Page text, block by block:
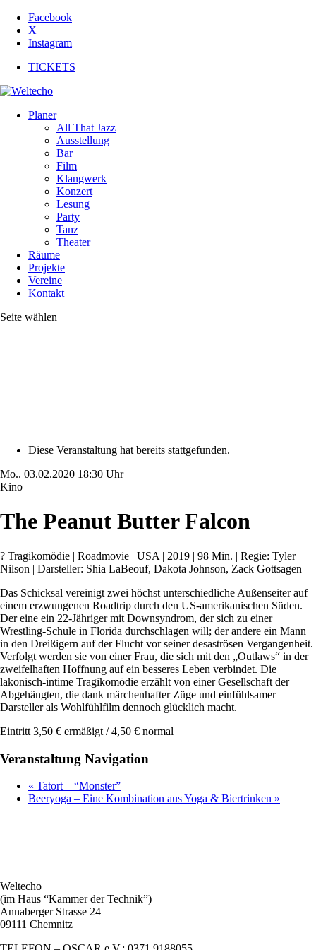
Facebook
X
Instagram
TICKETS
Planer
All That Jazz
Ausstellung
Bar
Film
Klangwerk
Konzert
Lesung
Party
Tanz
Theater
Räume
Projekte
Vereine
Kontakt
Seite wählen
Diese Veranstaltung hat bereits stattgefunden.
Mo.. 03.02.2020 18:30 Uhr
Kino
The Peanut Butter Falcon
? Tragikomödie | Roadmovie | USA | 2019 | 98 Min. | Regie: Tyler
Nilson | Darsteller: Shia LaBeouf, Dakota Johnson, Zack Gottsagen
Das Schicksal vereinigt zwei höchst unterschiedliche Außenseiter auf
einem erzwungenen Roadtrip durch den US-amerikanischen Süden.
Der eine ein 22-Jähriger mit Downsyndrom, der sich zu einer
Wrestling-Schule in Florida durchschlagen will; der andere ein Mann
in den Dreißigern auf der Flucht vor seiner desaströsen Vergangenheit.
Verfolgt werden sie von einer Frau, die sich mit den „Outlaws“ in der
zweifelhaften Hoffnung auf ein besseres Leben verbindet. Die
lakonisch-intime Tragikomödie erzählt von einer Gesellschaft der
Abgehängten, die dank märchenhafter Züge und einfühlsamer
Darsteller als Wohlfühlfilm dennoch glücklich macht.
Eintritt 3,50 € ermäßigt / 4,50 € normal
Veranstaltung Navigation
« Tatort – “Monster”
Beeryoga – Eine Kombination aus Yoga & Biertrinken »
Weltecho
(im Haus “Kammer der Technik”)
Annaberger Strasse 24
09111 Chemnitz